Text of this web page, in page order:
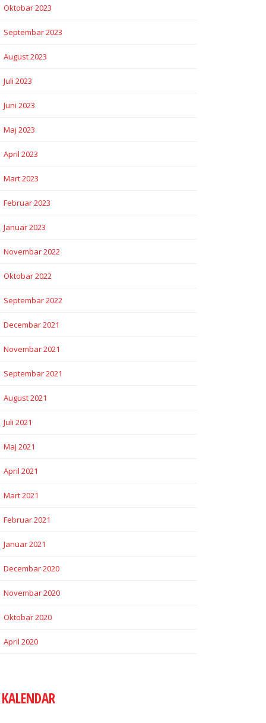
Oktobar 2023
Septembar 2023
August 2023
Juli 2023
Juni 2023
Maj 2023
April 2023
Mart 2023
Februar 2023
Januar 2023
Novembar 2022
Oktobar 2022
Septembar 2022
Decembar 2021
Novembar 2021
Septembar 2021
August 2021
Juli 2021
Maj 2021
April 2021
Mart 2021
Februar 2021
Januar 2021
Decembar 2020
Novembar 2020
Oktobar 2020
April 2020
KALENDAR